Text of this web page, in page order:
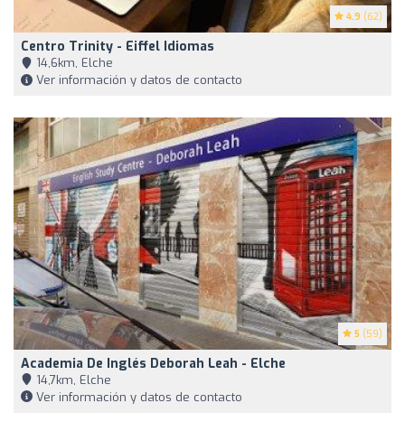
4.9 (62)
Centro Trinity - Eiffel Idiomas
14,6km, Elche
Ver información y datos de contacto
5 (59)
Academia De Inglés Deborah Leah - Elche
14,7km, Elche
Ver información y datos de contacto